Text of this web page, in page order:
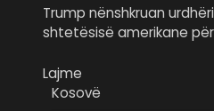
Trump nënshkruan
shtetësisë amerikane
Lajme
Kosovë